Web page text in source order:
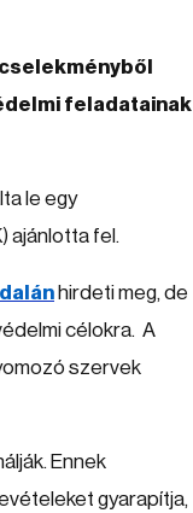
feladatainak
le egy
ajánlotta fel.
hirdeti meg, de
célokra. A
szervek
Ennek
gyarapítja,